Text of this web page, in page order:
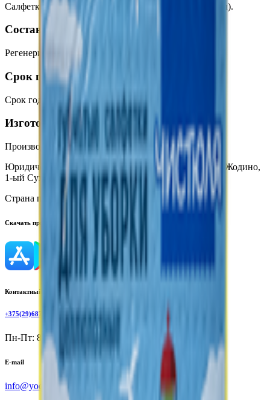
Салфетки губчатые (из регенерированной целлюлозы).
Состав
Регенерированная целлюлоза.
Срок годности
Срок годности Не ограничен
Изготовитель
Производитель: СП «Тсин Эст Трейд»
Юридический адрес:
222161, Республика Беларусь, г. Жодино,
1-ый Сухогрядский, пр-д, 4
Страна производства:
Республика Беларусь
Скачать приложение
Контактный телефон
+375(29)6875999
Пн-Пт: 8:00 - 17:00
E-mail
info@yoda.by